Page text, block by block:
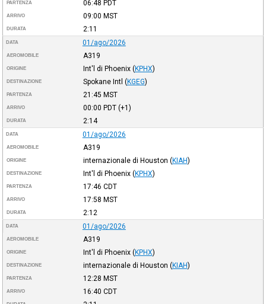
PARTENZA 06:48 PDT
ARRIVO 09:00 MST
DURATA 2:11
DATA 01/ago/2026
AEROMOBILE A319
ORIGINE Int'l di Phoenix (KPHX)
DESTINAZIONE Spokane Intl (KGEG)
PARTENZA 21:45 MST
ARRIVO 00:00 PDT(+1)
DURATA 2:14
DATA 01/ago/2026
AEROMOBILE A319
ORIGINE internazionale di Houston (KIAH)
DESTINAZIONE Int'l di Phoenix (KPHX)
PARTENZA 17:46 CDT
ARRIVO 17:58 MST
DURATA 2:12
DATA 01/ago/2026
AEROMOBILE A319
ORIGINE Int'l di Phoenix (KPHX)
DESTINAZIONE internazionale di Houston (KIAH)
PARTENZA 12:28 MST
ARRIVO 16:40 CDT